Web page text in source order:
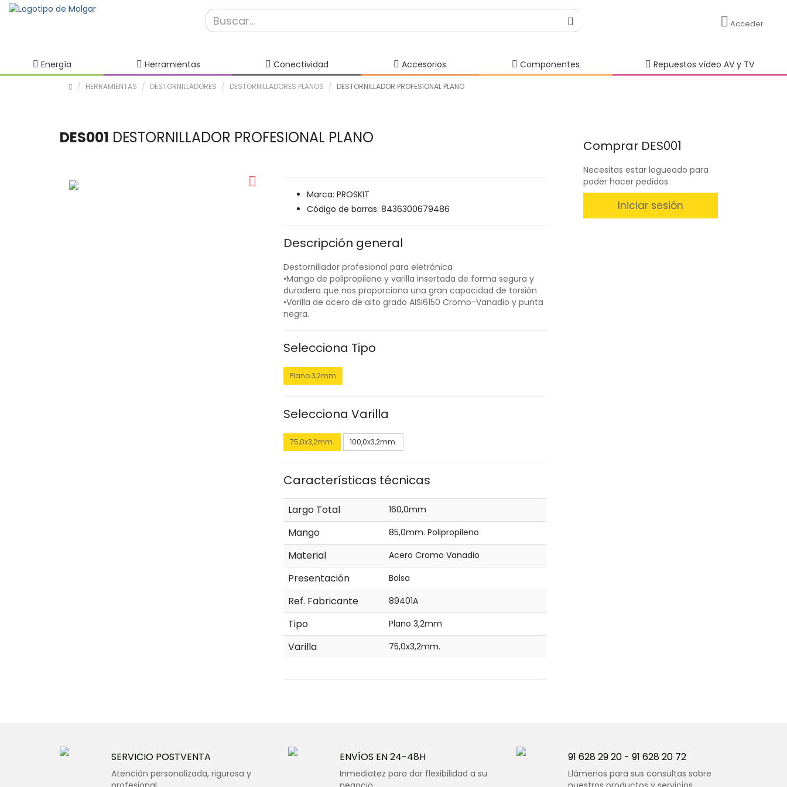
Acceder
Energía Herramientas Conectividad Accesorios Componentes Repuestos vídeo AV y TV
HERRAMIENTAS DESTORNILLADORES DESTORNILLADORES PLANOS DESTORNILLADOR PROFESIONAL PLANO
DES001 DESTORNILLADOR PROFESIONAL PLANO
Marca: PROSKIT
Código de barras: 8436300679486
Descripción general
Destornillador profesional para eletrónica
•Mango de polipropileno y varilla insertada de forma segura y
duradera que nos proporciona una gran capacidad de torsión
•Varilla de acero de alto grado AISI6150 Cromo-Vanadio y punta
negra.
Selecciona Tipo
Plano 3,2mm
Selecciona Varilla
75,0x3,2mm. 100,0x3,2mm.
Características técnicas
Largo Total 160,0mm
Mango 85,0mm. Polipropileno
Material Acero Cromo Vanadio
Presentación Bolsa
Ref. Fabricante 89401A
Tipo Plano 3,2mm
Varilla 75,0x3,2mm.
Comprar DES001
Necesitas estar logueado para
poder hacer pedidos.
Iniciar sesión
SERVICIO POSTVENTA
Atención personalizada, rigurosa y
ENVÍOS EN 24-48H
Inmediatez para dar flexibilidad a su
91 628 29 20 - 91 628 20 72
Llámenos para sus consultas sobre